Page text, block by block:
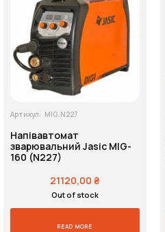
Артикул: MIG.N227
Напівавтомат
зварювальний Jasic MIG-
160 (N227)
21120,00 ₴
Out of stock
READ MORE
Напруга живлення